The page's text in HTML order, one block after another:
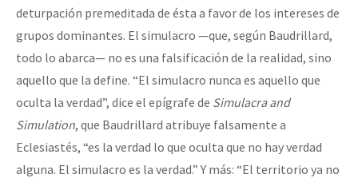
deturpación premeditada de ésta a favor de los intereses de
grupos dominantes. El simulacro —que, según Baudrillard,
todo lo abarca— no es una falsificación de la realidad, sino
aquello que la define. “El simulacro nunca es aquello que
oculta la verdad”, dice el epígrafe de Simulacra and
Simulation, que Baudrillard atribuye falsamente a
Eclesiastés, “es la verdad lo que oculta que no hay verdad
alguna. El simulacro es la verdad.” Y más: “El territorio ya no